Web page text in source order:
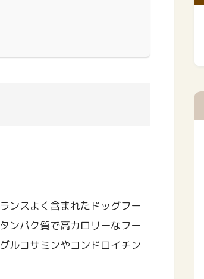
ンスよく含まれたドッグフー
ンパク質で高カロリーなフー
ルコサミンやコンドロイチン